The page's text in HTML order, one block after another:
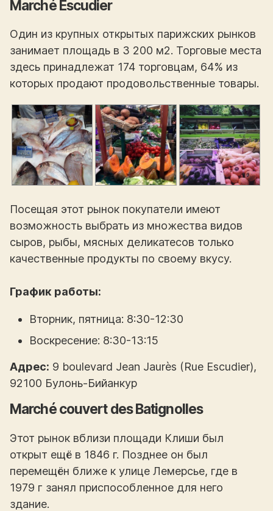
Marché Escudier
Один из крупных открытых парижских рынков
занимает площадь в 3 200 м2. Торговые места
здесь принадлежат 174 торговцам, 64% из
которых продают продовольственные товары.
Посещая этот рынок покупатели имеют
возможность выбрать из множества видов
сыров, рыбы, мясных деликатесов только
качественные продукты по своему вкусу.
График работы:
Вторник, пятница: 8:30-12:30
Воскресение: 8:30-13:15
Адрес: 9 boulevard Jean Jaurès (Rue Escudier),
92100 Булонь-Бийанкур
Marché couvert des Batignolles
Этот рынок вблизи площади Клиши был
открыт ещё в 1846 г. Позднее он был
перемещён ближе к улице Лемерсье, где в
1979 г занял приспособленное для него
здание.